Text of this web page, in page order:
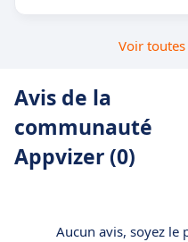
Voir
Avis de la
communauté
Appvizer (0)
Aucun avis, soyez le